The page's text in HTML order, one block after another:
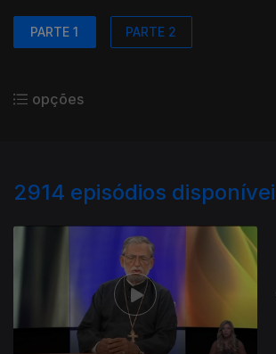
PARTE 1 PARTE 2
opções
2914 episódios